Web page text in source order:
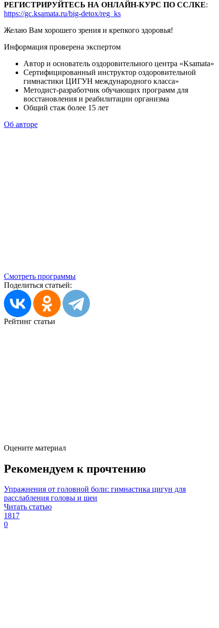
РЕГИСТРИРУЙТЕСЬ НА ОНЛАЙН-КУРС ПО ССЛКЕ:
https://gc.ksamata.ru/big-detox/reg_ks
Желаю Вам хорошего зрения и крепкого здоровья!
Информация проверена экспертом
Автор и основатель оздоровительного центра «Ksamata»
Сертифицированный инструктор оздоровительной
гимнастики ЦИГУН международного класса»
Методист-разработчик обучающих программ для
восстановления и реабилитации организма
Общий стаж более 15 лет
Об авторе
Смотреть программы
Поделиться статьей:
Рейтинг статьи
Оцените материал
Рекомендуем к прочтению
Упражнения от головной боли: гимнастика цигун для
расслабления головы и шеи
Читать статью
1817
0